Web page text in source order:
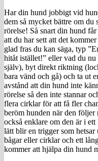
Har din hund jobbigt vid
dem så mycket bättre om
rörelse! Så snart din hund
att du har sett att det
glad fras du kan säga, typ
hitåt istället!” eller vad du
själv), byt direkt riktning
bara vänd och gå) och ta ut
avstånd att din hund inte
rörelse så den inte stannar
flera cirklar för att få fler
beröm hunden när den
också enklare om den är i
lätt blir en trigger som hetsar
bågar eller cirklar och ett
kommer att hjälpa din hund